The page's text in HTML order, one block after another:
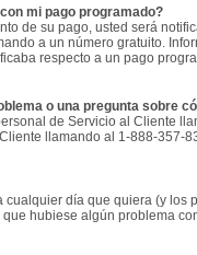
mi pago programado?
de su pago, usted será
a un número gratuito.
respecto a un pago
o una pregunta sobre
de Servicio al Cliente
llamando al 1-888-357-
día que quiera (y
hubiese algún problema